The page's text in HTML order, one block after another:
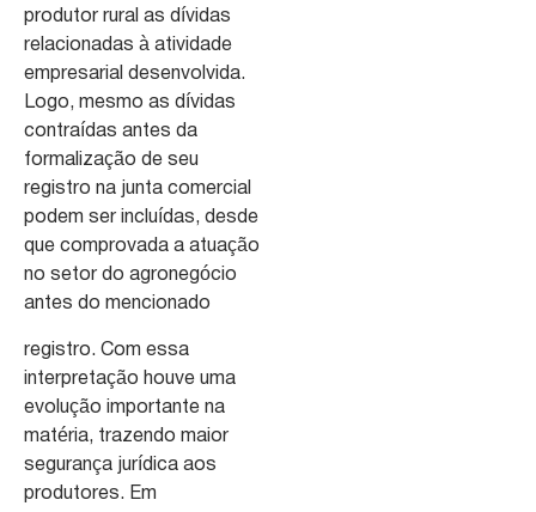
produtor rural as dívidas
relacionadas à atividade
empresarial desenvolvida.
Logo, mesmo as dívidas
contraídas antes da
formalização de seu
registro na junta comercial
podem ser incluídas, desde
que comprovada a atuação
no setor do agronegócio
antes do mencionado
registro. Com essa
interpretação houve uma
evolução importante na
matéria, trazendo maior
segurança jurídica aos
produtores. Em